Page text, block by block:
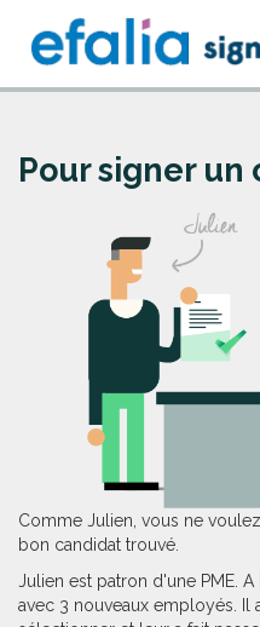
Pour signer
Comme Julien, vous ne
bon candidat trouvé.
Julien est patron d'une PME.
avec 3 nouveaux employés. Il